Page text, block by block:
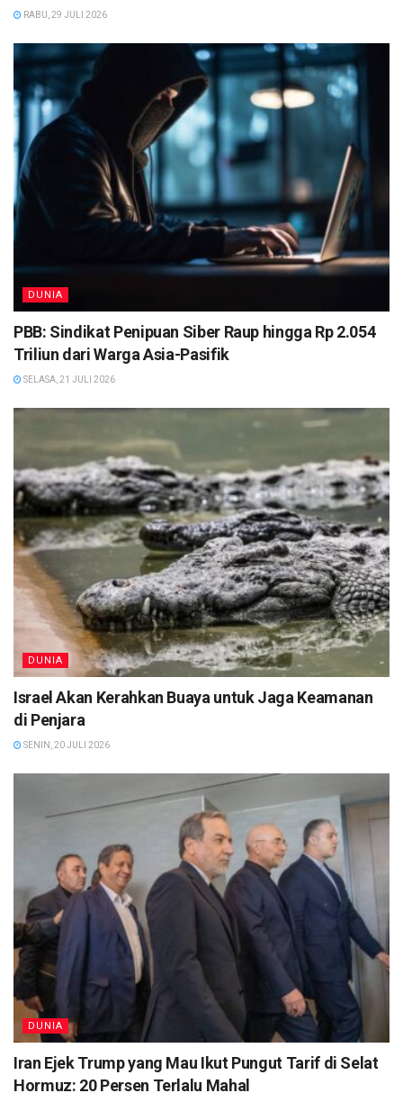
RABU, 29 JULI 2026
DUNIA
PBB: Sindikat Penipuan Siber Raup hingga Rp 2.054
Triliun dari Warga Asia-Pasifik
SELASA, 21 JULI 2026
DUNIA
Israel Akan Kerahkan Buaya untuk Jaga Keamanan
di Penjara
SENIN, 20 JULI 2026
DUNIA
Iran Ejek Trump yang Mau Ikut Pungut Tarif di Selat
Hormuz: 20 Persen Terlalu Mahal